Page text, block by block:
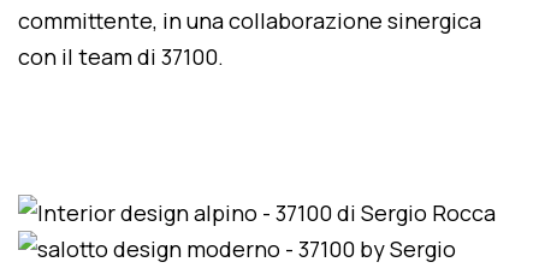
committente, in una collaborazione sinergica
con il team di 37100.